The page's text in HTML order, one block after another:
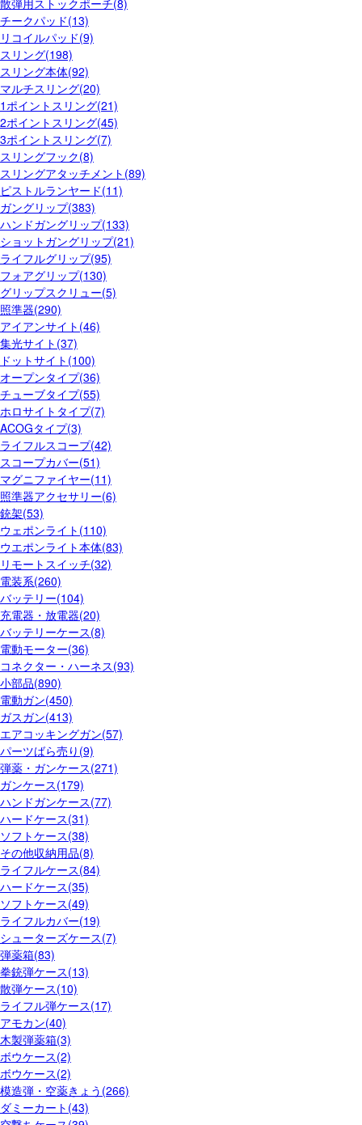
チークパッド(13)
リコイルパッド(9)
スリング(198)
スリング本体(92)
マルチスリング(20)
1ポイントスリング(21)
2ポイントスリング(45)
3ポイントスリング(7)
スリングフック(8)
スリングアタッチメント(89)
ピストルランヤード(11)
ガングリップ(383)
ハンドガングリップ(133)
ショットガングリップ(21)
ライフルグリップ(95)
フォアグリップ(130)
グリップスクリュー(5)
照準器(290)
アイアンサイト(46)
集光サイト(37)
ドットサイト(100)
オープンタイプ(36)
チューブタイプ(55)
ホロサイトタイプ(7)
ACOGタイプ(3)
ライフルスコープ(42)
スコープカバー(51)
マグニファイヤー(11)
照準器アクセサリー(6)
銃架(53)
ウェポンライト(110)
ウエポンライト本体(83)
リモートスイッチ(32)
電装系(260)
バッテリー(104)
充電器・放電器(20)
バッテリーケース(8)
電動モーター(36)
コネクター・ハーネス(93)
小部品(890)
電動ガン(450)
ガスガン(413)
エアコッキングガン(57)
パーツばら売り(9)
弾薬・ガンケース(271)
ガンケース(179)
ハンドガンケース(77)
ハードケース(31)
ソフトケース(38)
その他収納用品(8)
ライフルケース(84)
ハードケース(35)
ソフトケース(49)
ライフルカバー(19)
シューターズケース(7)
弾薬箱(83)
拳銃弾ケース(13)
散弾ケース(10)
ライフル弾ケース(17)
アモカン(40)
木製弾薬箱(3)
ボウケース(2)
ボウケース(2)
模造弾・空薬きょう(266)
ダミーカート(43)